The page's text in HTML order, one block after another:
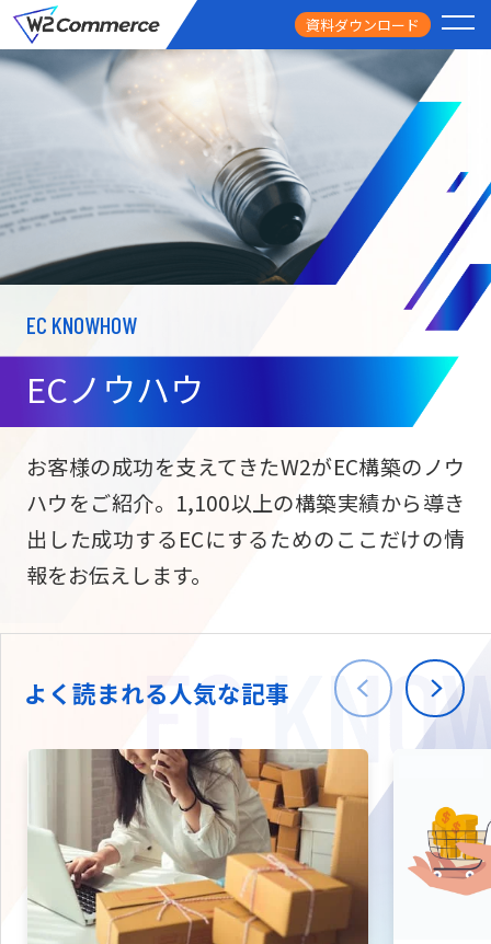
資料ダウンロード
サービス
ECサイト構築
サブスク/定期通販
ECサイト構築
海外進出・現地
W2
拡張プラグイン一覧
PRICE
料金
FEATURE
導入事例
USEFUL
お役立ち情報
NEWS
ニュース
会社情報
TW
EC KNOWHOW
ECノウハウ
お客様の成功を支えてきたW2がEC構築のノウ
ハウをご紹介。1,100以上の構築実績から導き
出した成功するECにするためのここだけの情
報をお伝えします。
よく読まれる人気な記事